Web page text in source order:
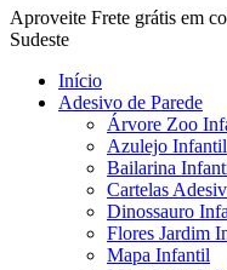
Close
Menu
Aproveite Frete grátis em
Sudeste
Início
Adesivo de Parede
Árvore Zoo
Azulejo Infantil
Bailarina
Cartelas
Dinossauro
Flores Jardim
Mapa Infantil